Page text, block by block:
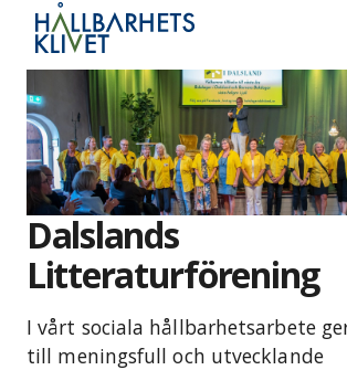
vidare
innehåll
Dalslands
Litteraturförening
I vårt sociala hållbarhetsarbete
till meningsfull och utvecklande